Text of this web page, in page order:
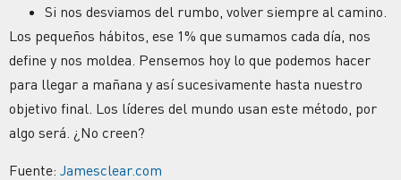
Si nos desviamos del rumbo, volver siempre al camino.
Los pequeños hábitos, ese 1% que sumamos cada día, nos
define y nos moldea. Pensemos hoy lo que podemos hacer
para llegar a mañana y así sucesivamente hasta nuestro
objetivo final. Los líderes del mundo usan este método, por
algo será. ¿No creen?
Fuente: Jamesclear.com